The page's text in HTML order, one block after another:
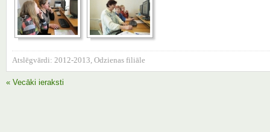
Atslēgvārdi: 2012-2013 Odzienas filiāle
« Vecāki ieraksti